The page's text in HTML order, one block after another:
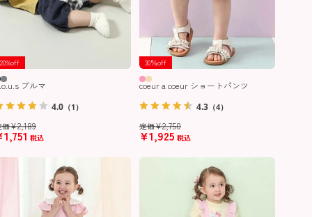
20%off
ブルマ
価¥2,189
1,751 税込
4.0 （1）
30％off
coeur a coeur ショートパンツ
定価¥2,750
¥1,925 税込
4.3（4）